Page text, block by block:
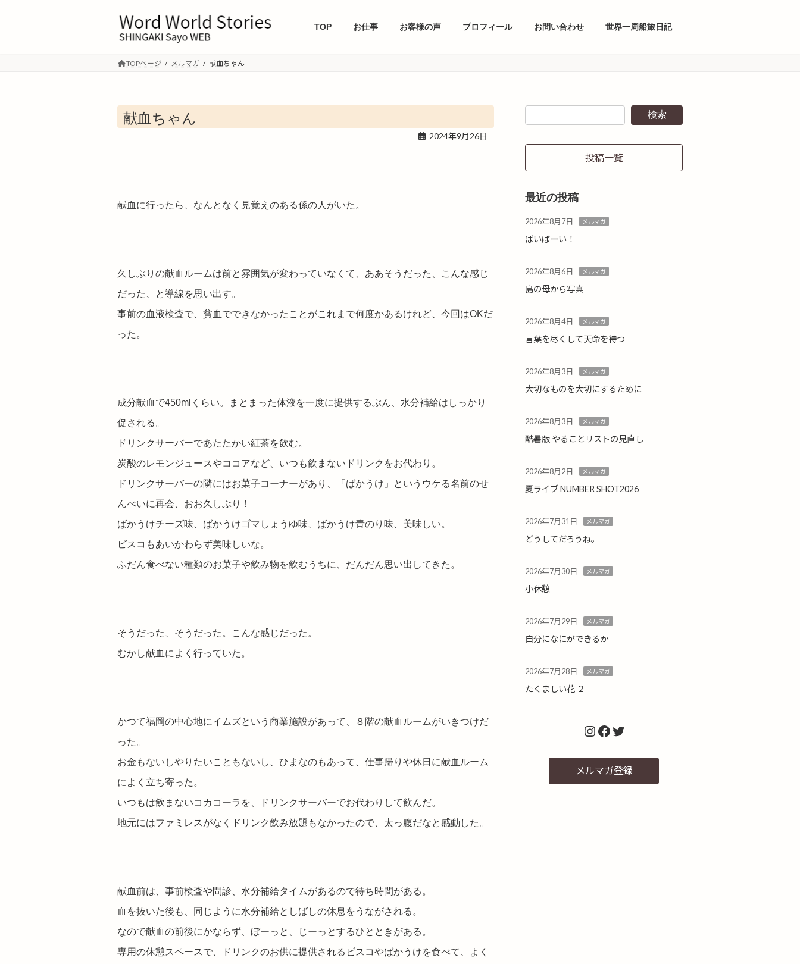
TOP お仕事 お客様の声 プロフィール お問い合わせ 世界一周船旅日記
TOPページ メルマガ 献血ちゃん
献血ちゃん
2024年9月26日
献血に行ったら、なんとなく見覚えのある係の人がいた。
久しぶりの献血ルームは前と雰囲気が変わっていなくて、ああそうだった、こんな感じ
だった、と導線を思い出す。
事前の血液検査で、 貧血でできなかったことがこれまで何度かあるけれど、今回はOKだ
った。
成分献血で450mlくらい。まとまった体液を一度に提供するぶん、水分補給はしっかり
促される。
ドリンクサーバーであたたかい紅茶を飲む。
炭酸のレモンジュースやココアなど、いつも飲まないドリンクをお代わり。
ドリンクサーバーの隣にはお菓子コーナーがあり、「ばかうけ」というウケる名前のせ
んべいに再会、おお久しぶり！
ばかうけチーズ味、ばかうけゴマしょうゆ味、ばかうけ青のり味、美味しい。
ビスコもあいかわらず美味しいな。
ふだん食べない種類のお菓子や飲み物を飲むうちに、だんだん思い出してきた。
そうだった、そうだった。こんな感じだった。
むかし献血によく行っていた。
かつて福岡の中心地にイムズという商業施設があって、８階の献血ルームがいきつけだ
った。
お金もないしやりたいこともないし、ひまなのもあって、仕事帰りや休日に献血ルーム
によく立ち寄った。
いつもは飲まないコカコーラを、ドリンクサーバーでお代わりして飲んだ。
地元にはファミレスがなくドリンク飲み放題もなかったので、太っ腹だなと感動した。
献血前は、事前検査や問診、水分補給タイムがあるので待ち時間がある。
血を抜いた後も、同じように水分補給としばしの休息をうながされる。
なので献血の前後にかならず、ぼーっと、じーっとするひとときがある。
専用の休憩スペースで、ドリンクのお供に提供されるビスコやばかうけを食べて、よく
検索
投稿一覧
最近の投稿
2026年8月7日 メルマガ
ばいばーい！
2026年8月6日 メルマガ
島の母から写真
2026年8月4日 メルマガ
言葉を尽くして天命を待つ
2026年8月3日 メルマガ
大切なものを大切にするために
2026年8月3日 メルマガ
酷暑版 やることリストの見直し
2026年8月2日 メルマガ
夏ライブ NUMBER SHOT2026
2026年7月31日 メルマガ
どうしてだろうね。
2026年7月30日 メルマガ
小休憩
2026年7月29日 メルマガ
自分になにができるか
2026年7月28日 メルマガ
たくましい花 ２
Instagram
Facebook
Twitter
メルマガ登録